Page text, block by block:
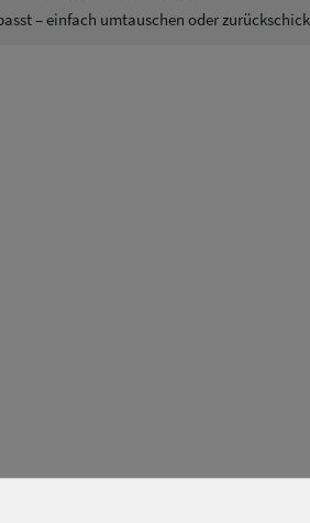
– einfach umtauschen oder